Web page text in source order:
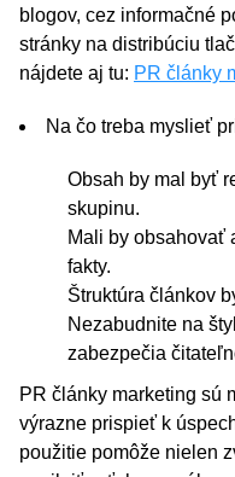
blogov, cez informačné
stránky na distribúciu
nájdete aj tu: PR články
Na čo treba myslieť
Obsah by mal byť
skupinu.
Mali by obsahovať
fakty.
Štruktúra článkov
Nezabudnite na
zabezpečia
PR články marketing sú
výrazne prispieť k
použitie pomôže nielen